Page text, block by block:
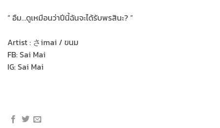
“ อืม…ดูเหมือนว่าปีนี้ฉันจะได้รับพรสินะ? ”​
Artist : さimai / ขนม
FB: Sai Mai
IG: Sai Mai